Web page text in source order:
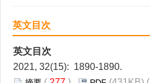
英文目次
英文目次
2021, 32(15): 1890-1890.